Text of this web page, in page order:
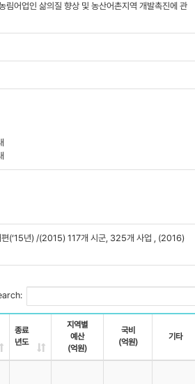
어업인 삶의질 향상 및 농산어촌지역 개발촉진에 관
편(‘15년) /(2015) 117개 시군, 325개 사업 , (2016)
종료
년도
지역별
예산
(억원)
국비
(억원)
기타